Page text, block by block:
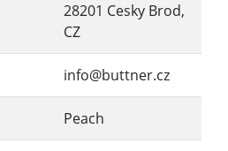
28201 Cesky Brod,
CZ
info@buttner.cz
Peach